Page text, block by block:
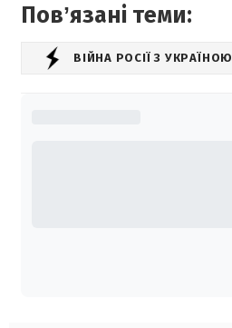
Повʼязані теми:
ВІЙНА РОСІЇ З УКРАЇНОЮ